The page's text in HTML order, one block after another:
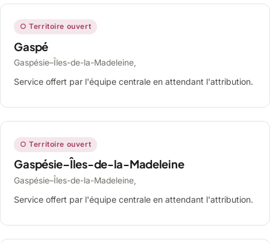
○ Territoire ouvert
Gaspé
Gaspésie–Îles-de-la-Madeleine,
Service offert par l'équipe centrale en attendant l'attribution.
○ Territoire ouvert
Gaspésie–Îles-de-la-Madeleine
Gaspésie–Îles-de-la-Madeleine,
Service offert par l'équipe centrale en attendant l'attribution.